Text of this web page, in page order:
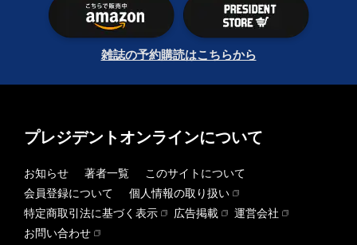
雑誌の予約購読はこちらから
プレジデントオンラインについて
お知らせ 著者一覧
このサイトについて
会員登録について
個人情報の取り扱い
特定商取引法に基づく表示
広告掲載
運営会社
お問い合わせ